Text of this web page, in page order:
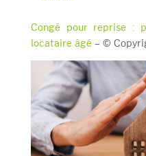
Congé pour reprise :
locataire âgé – ©